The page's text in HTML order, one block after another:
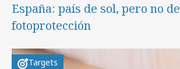
España: país de sol, pero no de
fotoprotección
Targets